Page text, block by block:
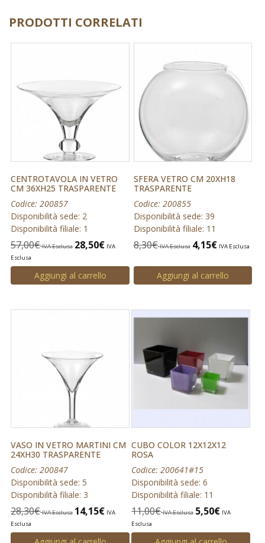
PRODOTTI CORRELATI
CENTROTAVOLA IN VETRO
CM 36XH25 TRASPARENTE
Codice: 200857
Disponibilità sede: 2
Disponibilità filiale: 1
57,00€ IVA Esclusa 28,50€ IVA
Esclusa
Aggiungi al carrello
SFERA VETRO CM 20XH18
TRASPARENTE
Codice: 200855
Disponibilità sede: 39
Disponibilità filiale: 11
8,30€ IVA Esclusa 4,15€ IVA Esclusa
Aggiungi al carrello
VASO IN VETRO MARTINI CM
24XH30 TRASPARENTE
Codice: 200847
Disponibilità sede: 5
Disponibilità filiale: 3
28,30€ IVA Esclusa 14,15€ IVA
Esclusa
CUBO COLOR 12X12X12
ROSA
Codice: 200641#15
Disponibilità sede: 6
Disponibilità filiale: 11
11,00€ IVA Esclusa 5,50€ IVA
Esclusa